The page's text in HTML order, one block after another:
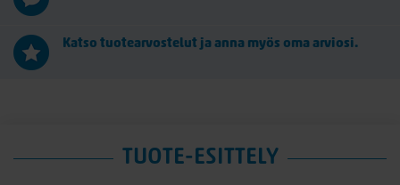
Katso tuotearvostelut ja anna myös oma arviosi.
TUOTE-ESITTELY